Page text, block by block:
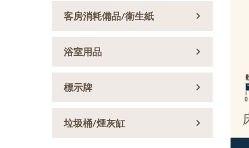
客房消耗備品/衛生紙
浴室用品
標示牌
垃圾桶/煙灰缸